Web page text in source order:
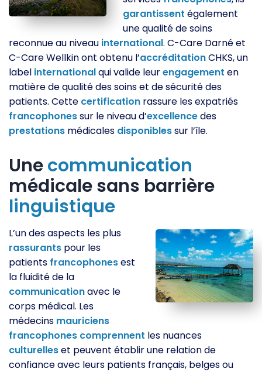
garantissent également
une qualité de soins
reconnue au niveau international. C-Care Darné et
C-Care Wellkin ont obtenu l’accréditationCHKS, un
label internationalqui valide leurengagement en
matière de qualité des soins et de sécurité des
patients. Cette certification rassure les expatriés
francophonessur le niveau d’excellencedes
prestations médicales disponiblessur l’île.
Unecommunication
médicale sans barrière
linguistique
L’un des aspects les plus
rassurants pour les
patients francophonesest
la fluidité de la
communicationavec le
corps médical. Les
médecins mauriciens
francophones comprennent les nuances
culturelleset peuvent établir une relation de
confiance avec leurs patients français, belges ou